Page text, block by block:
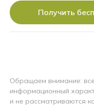
Получить
Обращаем внимание:
информационный
и не рассматриваются